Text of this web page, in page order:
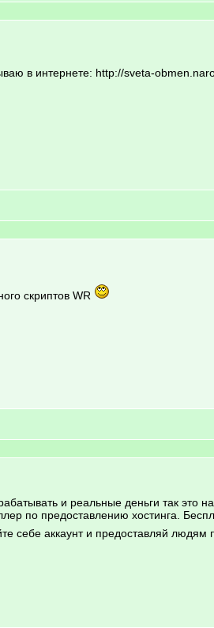
в интернете: http://sveta-
скриптов WR
и реальные деньги так это
по предоставлению хостинга.
себе аккаунт и предоставляй